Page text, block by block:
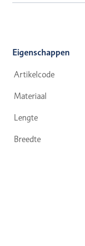
Eigenschappen
Artikelcode
Materiaal
Lengte
Breedte